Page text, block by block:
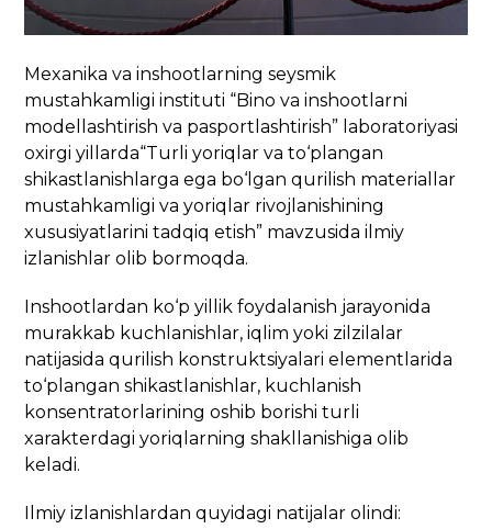
Mexanika va inshootlarning seysmik
mustahkamligi instituti “Bino va inshootlarni
modellashtirish va pasportlashtirish” laboratoriyasi
oxirgi yillarda“Turli yoriqlar va to‘plangan
shikastlanishlarga ega bo‘ lgan qurilish materiallar
mustahkamligi va yoriqlar rivojlanishining
xususiyatlarini tadqiq etish” mavzusida ilmiy
izlanishlar olib bormoqda.
Inshootlardan ko‘p yillik foydalanish jarayonida
murakkab kuchlanishlar, iqlim yoki zilzilalar
natijasida qurilish konstruktsiyalari elementlarida
to‘plangan shikastlanishlar, kuchlanish
konsentratorlarining oshib borishi turli
xarakterdagi yoriqlarning shakllanishiga olib
keladi.
Ilmiy izlanishlardan quyidagi natijalar olindi: